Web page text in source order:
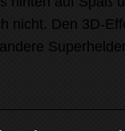
nicht. Den 3D-